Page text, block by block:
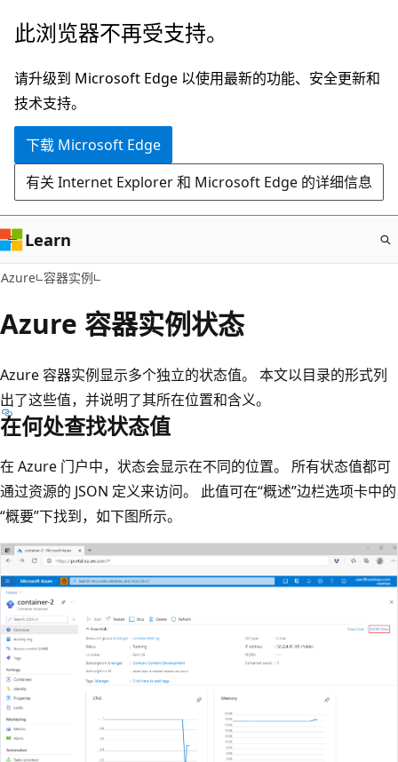
跳
主
要
内
此浏览器不再受支持。
请升级到 Microsoft Edge 以使用最新的功能、安全更新和
技术支持。
下载 Microsoft Edge
有关 Internet Explorer 和 Microsoft Edge 的详细信息
Learn
Azure 容器实例
Azure 容器实例状态
Azure 容器实例显示多个独立的状态值。 本文以目录的形式列
出了这些值，并说明了其所在位置和含义。
在何处查找状态值
在 Azure 门户中，状态会显示在不同的位置。 所有状态值都可
通过资源的 JSON 定义来访问。 此值可在“概述”边栏选项卡中的
“概要”下找到，如下图所示。